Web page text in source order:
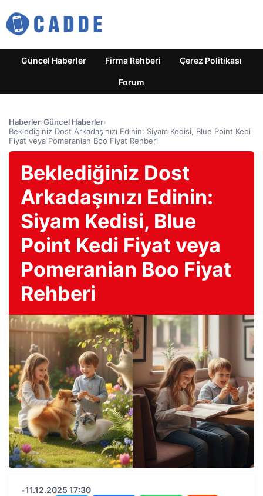
Güncel Haberler Firma Rehberi Çerez Politikası
Forum
Haberler›Güncel Haberler›
Beklediğiniz Dost Arkadaşınızı Edinin: Siyam Kedisi, Blue Point Kedi
Fiyat veya Pomeranian Boo Fiyat Rehberi
Beklediğiniz Dost
Arkadaşınızı Edinin:
Siyam Kedisi, Blue
Point Kedi Fiyat veya
Pomeranian Boo Fiyat
Rehberi
•11.12.2025 17:30